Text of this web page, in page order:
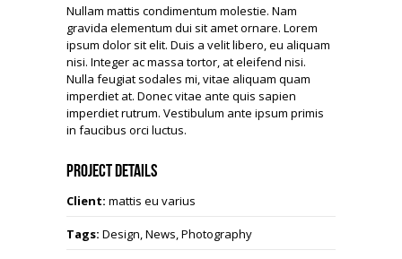
Nullam mattis condimentum molestie. Nam
gravida elementum dui sit amet ornare. Lorem
ipsum dolor sit elit. Duis a velit libero, eu aliquam
nisi. Integer ac massa tortor, at eleifend nisi.
Nulla feugiat sodales mi, vitae aliquam quam
imperdiet at. Donec vitae ante quis sapien
imperdiet rutrum. Vestibulum ante ipsum primis
in faucibus orci luctus.
Project Details
Client: mattis eu varius
Tags: Design, News, Photography